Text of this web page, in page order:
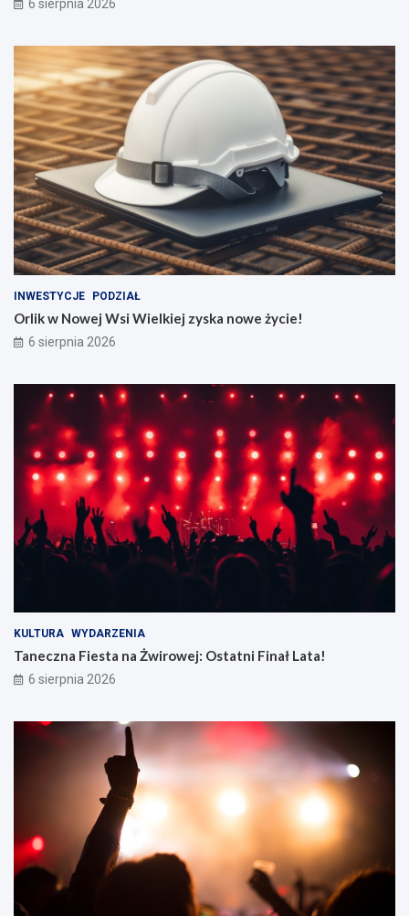
6 sierpnia 2026
INWESTYCJE PODZIAŁ
Orlik w Nowej Wsi Wielkiej zyska nowe życie!
6 sierpnia 2026
KULTURA WYDARZENIA
Taneczna Fiesta na Żwirowej: Ostatni Finał Lata!
6 sierpnia 2026